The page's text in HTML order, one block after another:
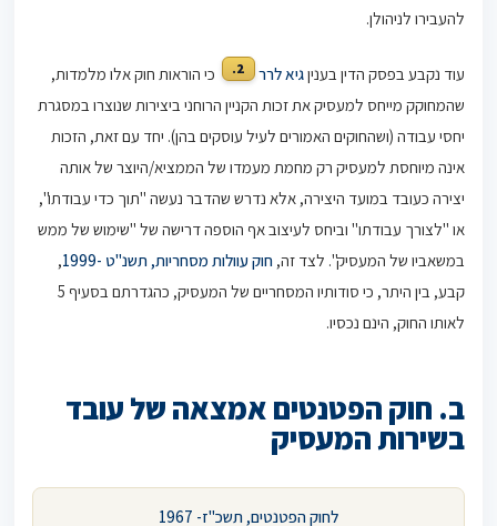
להעבירו לניהולן.
עוד נקבע בפסק הדין בעניןגיא לרר 2.
כי הוראות חוק אלו מלמדות,
שהמחוקק מייחס למעסיק את זכות הקניין הרוחני ביצירות שנוצרו במסגרת
יחסי עבודה (ושהחוקים האמורים לעיל עוסקים בהן). יחד עם זאת, הזכות
אינה מיוחסת למעסיק רק מחמת מעמדו של הממציא/היוצר של אותה
יצירה כעובד במועד היצירה, אלא נדרש שהדבר נעשה "תוך כדי עבודתו",
או "לצורך עבודתו" וביחס לעיצוב אף הוספה דרישה של "שימוש של ממש
במשאביו של המעסיק". לצד זה, חוק עוולות מסחריות, תשנ"ט -1999
,
קבע, בין היתר, כי סודותיו המסחריים של המעסיק, כהגדרתם בסעיף 5
לאותו החוק, הינם נכסיו.
ב. חוק הפטנטים אמצאה של עובד
בשירות המעסיק
לחוק הפטנטים, תשכ"ז- 1967